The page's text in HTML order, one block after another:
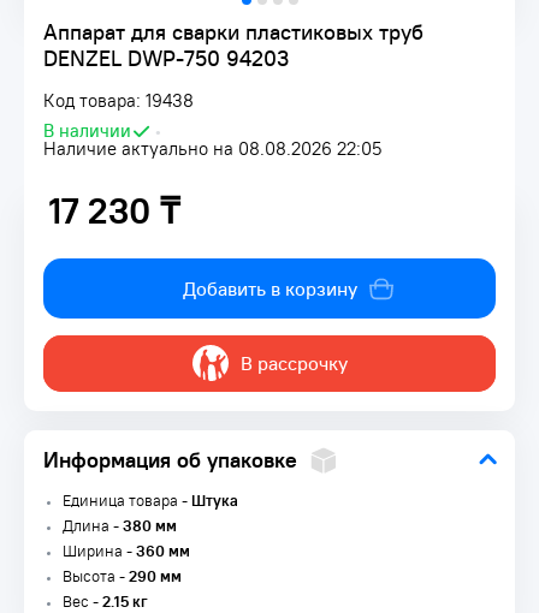
Аппарат для сварки пластиковых труб
DENZEL DWP-750 94203
Код товара: 19438
В наличии
•
Наличие актуально на 08.08.2026 22:05
17 230 ₸
17 230 ₸
Добавить в корзину
В рассрочку
Информация об упаковке
Единица товара -Штука
Длина -380 мм
Ширина -360 мм
Высота -290 мм
Вес -2.15 кг